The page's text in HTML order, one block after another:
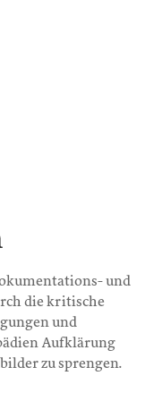
und
die kritische
und
Aufklärung
zu sprengen.